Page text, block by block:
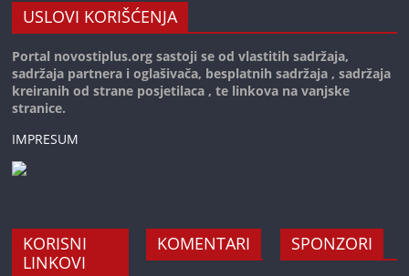
USLOVI KORIŠĆENJA
Portal novostiplus.org sastoji se od vlastitih sadržaja,
sadržaja partnera i oglašivača, besplatnih sadržaja , sadržaja
kreiranih od strane posjetilaca , te linkova na vanjske
stranice.
IMPRESUM
KORISNI
LINKOVI
KOMENTARI SPONZORI